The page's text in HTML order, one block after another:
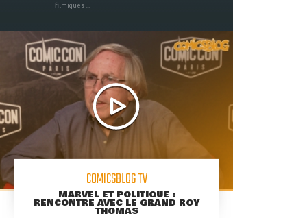
filmiques ...
COMICSBLOG TV
MARVEL ET POLITIQUE :
RENCONTRE AVEC LE GRAND ROY
THOMAS